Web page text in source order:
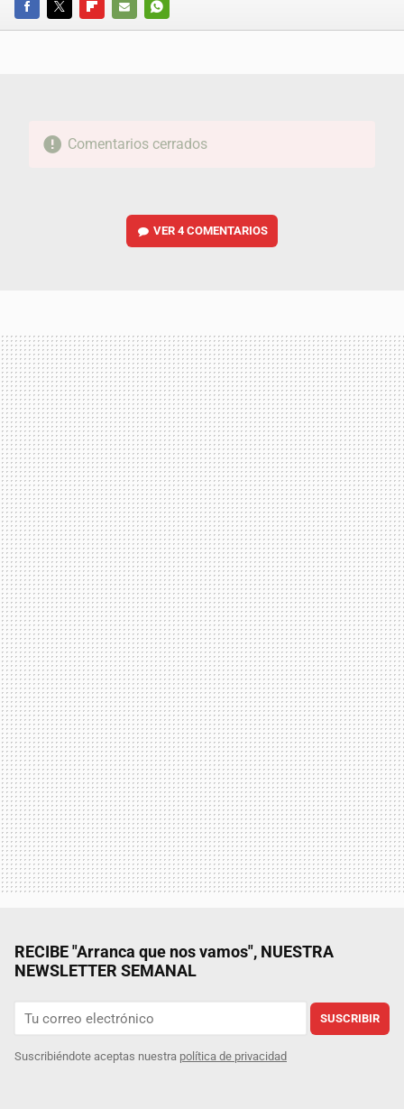
FACEBOOKTWITTERFLIPBOARD
E-
WHATSAPP
Comentarios cerrados
VER4 COMENTARIOS
RECIBE "Arranca que nos vamos", NUESTRA
NEWSLETTER SEMANAL
SUSCRIBIR
Suscribiéndote aceptas nuestra política de privacidad